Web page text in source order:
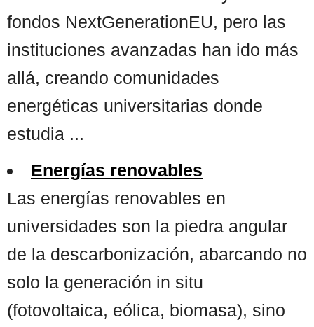
fondos NextGenerationEU, pero las
instituciones avanzadas han ido más
allá, creando comunidades
energéticas universitarias donde
estudia ...
Energías renovables
Las energías renovables en
universidades son la piedra angular
de la descarbonización, abarcando no
solo la generación in situ
(fotovoltaica, eólica, biomasa), sino